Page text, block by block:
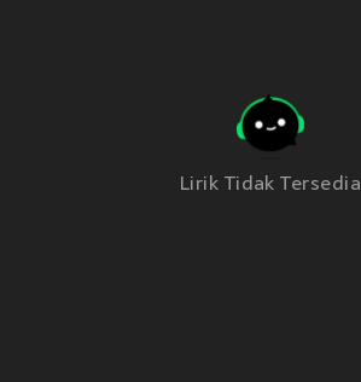
Lirik Tidak Tersedia